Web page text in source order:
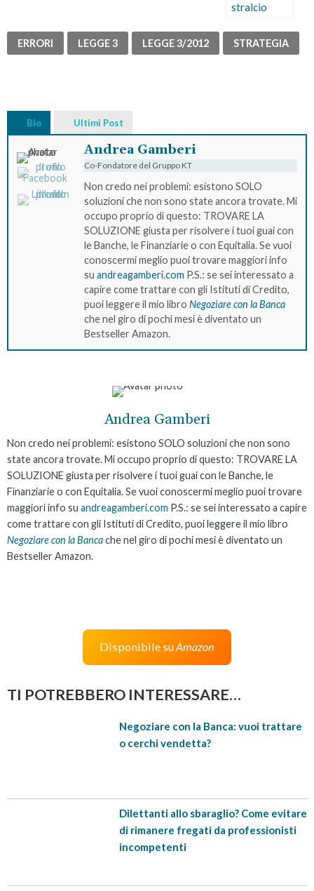
stralcio
ERRORI LEGGE 3 LEGGE 3/2012 STRATEGIA
Bio Ultimi Post
Andrea Gamberi
Co-Fondatore del Gruppo KT
Non credo nei problemi: esistono SOLO
soluzioni che non sono state ancora trovate. Mi
occupo proprio di questo: TROVARE LA
SOLUZIONE giusta per risolvere i tuoi guai con
le Banche, le Finanziarie o con Equitalia. Se vuoi
conoscermi meglio puoi trovare maggiori info
su andreagamberi.com P.S.: se sei interessato a
capire come trattare con gli Istituti di Credito,
puoi leggere il mio libro Negoziare con la Banca
che nel giro di pochi mesi è diventato un
Bestseller Amazon.
Andrea Gamberi
Non credo nei problemi: esistono SOLO soluzioni che non sono
state ancora trovate. Mi occupo proprio di questo: TROVARE LA
SOLUZIONE giusta per risolvere i tuoi guai con le Banche, le
Finanziarie o con Equitalia. Se vuoi conoscermi meglio puoi trovare
maggiori info su andreagamberi.com P.S.: se sei interessato a capire
come trattare con gli Istituti di Credito, puoi leggere il mio libro
Negoziare con la Bancache nel giro di pochi mesi è diventato un
Bestseller Amazon.
Disponibile suAmazon
TI POTREBBERO INTERESSARE…
Negoziare con la Banca: vuoi trattare
o cerchi vendetta?
Dilettanti allo sbaraglio? Come evitare
di rimanere fregati da professionisti
incompetenti